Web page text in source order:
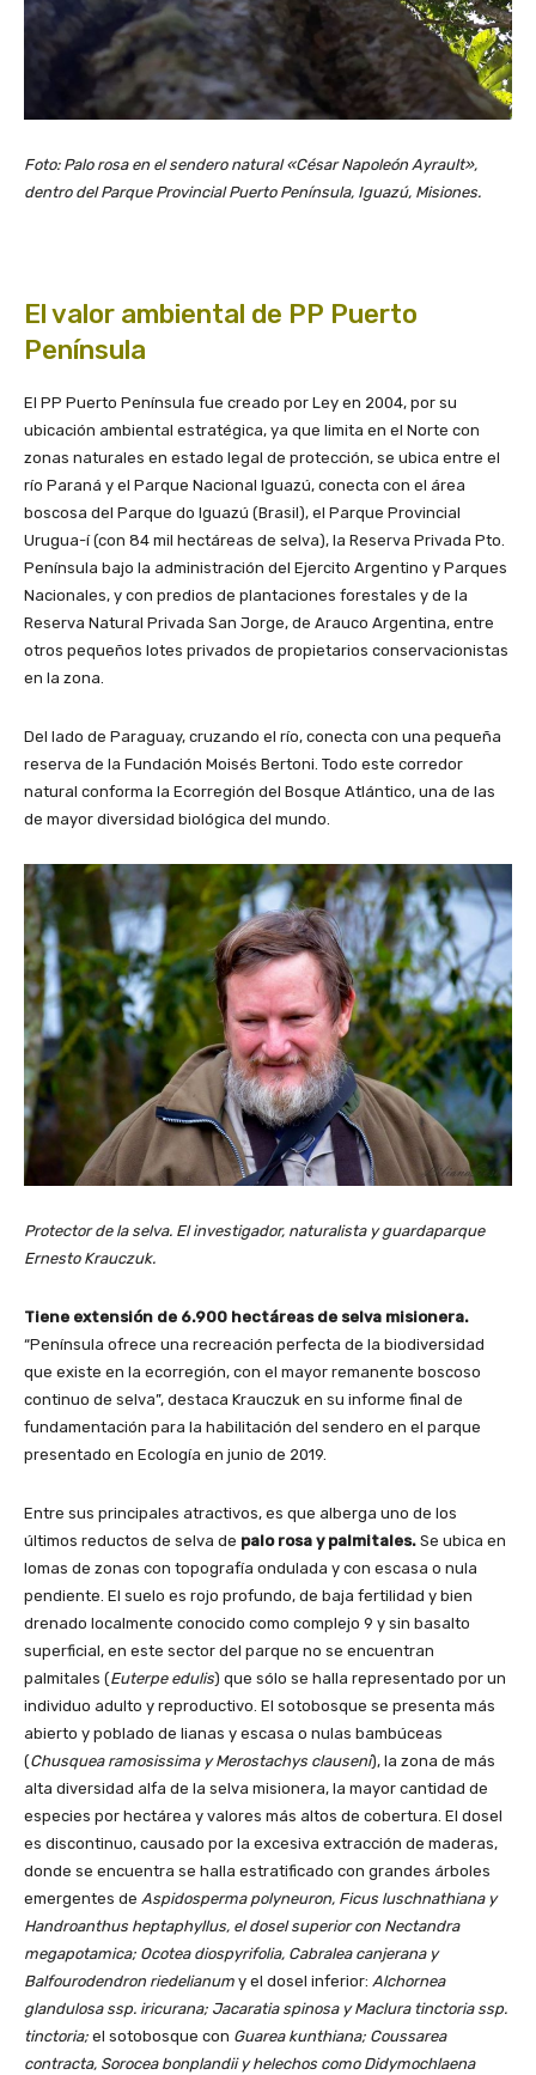
Foto: Palo rosa en el sendero natural «César Napoleón Ayrault»,
dentro del Parque Provincial Puerto Península, Iguazú, Misiones.
El valor ambiental de PP Puerto
Península
El PP Puerto Península fue creado por Ley en 2004, por su
ubicación ambiental estratégica, ya que limita en el Norte con
zonas naturales en estado legal de protección, se ubica entre el
río Paraná y el Parque Nacional Iguazú, conecta con el área
boscosa del Parque do Iguazú (Brasil), el Parque Provincial
Urugua-í (con 84 mil hectáreas de selva), la Reserva Privada Pto.
Península bajo la administración del Ejercito Argentino y Parques
Nacionales, y con predios de plantaciones forestales y de la
Reserva Natural Privada San Jorge, de Arauco Argentina, entre
otros pequeños lotes privados de propietarios conservacionistas
en la zona.
Del lado de Paraguay, cruzando el río, conecta con una pequeña
reserva de la Fundación Moisés Bertoni. Todo este corredor
natural conforma la Ecorregión del Bosque Atlántico, una de las
de mayor diversidad biológica del mundo.
Protector de la selva. El investigador, naturalista y guardaparque
Ernesto Krauczuk.
Tiene extensión de 6.900 hectáreas de selva misionera.
“Península ofrece una recreación perfecta de la biodiversidad
que existe en la ecorregión, con el mayor remanente boscoso
continuo de selva”, destaca Krauczuk en su informe final de
fundamentación para la habilitación del sendero en el parque
presentado en Ecología en junio de 2019.
Entre sus principales atractivos, es que alberga uno de los
últimos reductos de selva de palo rosa y palmitales. Se ubica en
lomas de zonas con topografía ondulada y con escasa o nula
pendiente. El suelo es rojo profundo, de baja fertilidad y bien
drenado localmente conocido como complejo 9 y sin basalto
superficial, en este sector del parque no se encuentran
palmitales (Euterpe edulis) que sólo se halla representado por un
individuo adulto y reproductivo. El sotobosque se presenta más
abierto y poblado de lianas y escasa o nulas bambúceas
(Chusquea ramosissima y Merostachys clauseni), la zona de más
alta diversidad alfa de la selva misionera, la mayor cantidad de
especies por hectárea y valores más altos de cobertura. El dosel
es discontinuo, causado por la excesiva extracción de maderas,
donde se encuentra se halla estratificado con grandes árboles
emergentes de Aspidosperma polyneuron, Ficus luschnathiana y
Handroanthus heptaphyllus, el dosel superior con Nectandra
megapotamica; Ocotea diospyrifolia, Cabralea canjerana y
Balfourodendron riedelianum y el dosel inferior: Alchornea
glandulosa ssp. iricurana; Jacaratia spinosa y Maclura tinctoria ssp.
tinctoria; el sotobosque con Guarea kunthiana; Coussarea
contracta, Sorocea bonplandii y helechos como Didymochlaena